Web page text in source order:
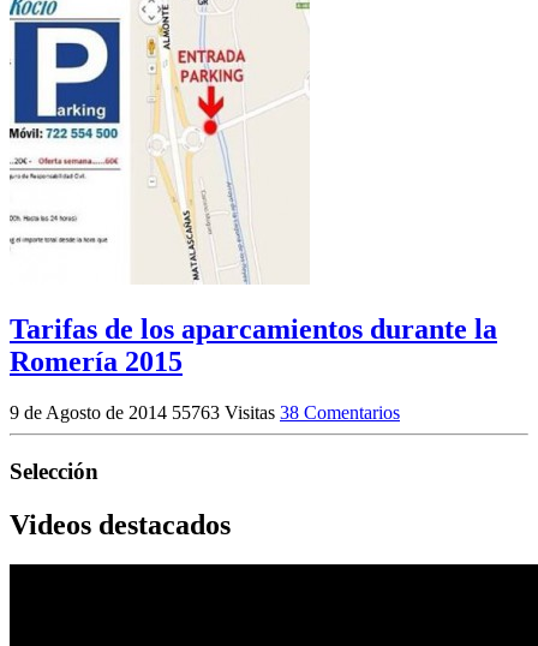
Tarifas de los aparcamientos durante la
Romería 2015
9 de Agosto de 2014 55763 Visitas 38 Comentarios
Selección
Videos destacados